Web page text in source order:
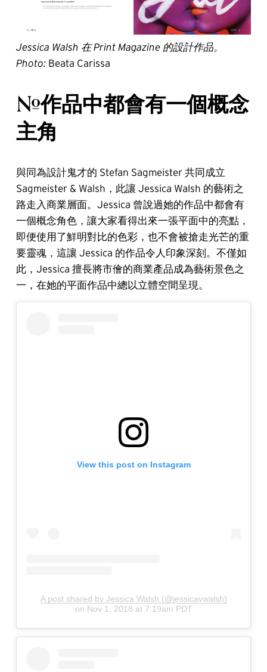
Jessica Walsh 在 Print Magazine 的設計作品。
Photo: Beata Carissa
#作品中都會有一個概念
主角
與同為設計鬼才的 Stefan Sagmeister 共同成立
Sagmeister & Walsh，此讓 Jessica Walsh 的藝術之
路走入商業層面。Jessica 曾說過她的作品中都會有
一個概念角色，讓大家看得出來一張平面中的亮點，
即便使用了鮮明對比的色彩，也不會被搶走光芒的重
要靈魂，這讓 Jessica 的作品令人印象深刻。不僅如
此，Jessica 擅長將市儈的商業產品成為藝術景色之
一，在她的平面作品中總以立體空間呈現。
View this post on Instagram
A post shared by Jessica Walsh (@jessicavwalsh)
on Nov 1, 2018 at 7:19am PDT